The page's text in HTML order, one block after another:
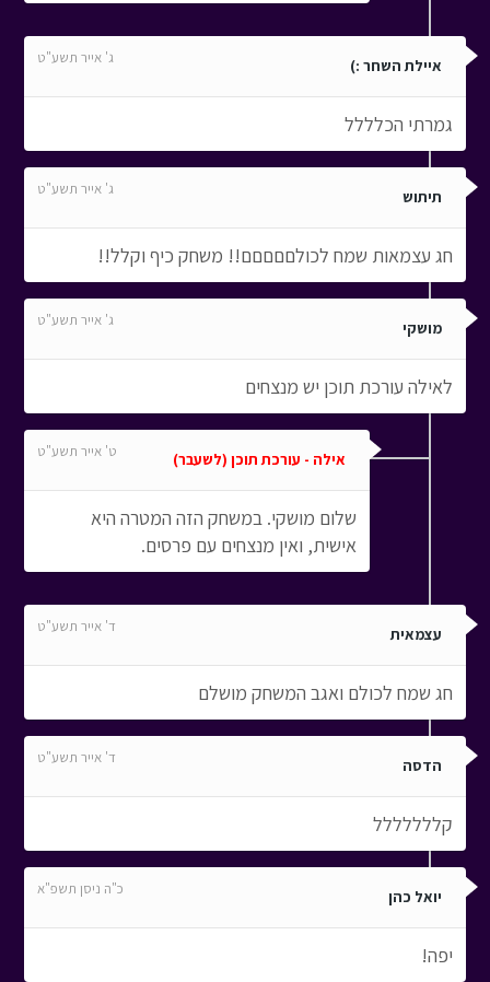
איילת השחר :) ג' אייר תשע"ט
גמרתי הכלללל
תיתוש ג' אייר תשע"ט
חג עצמאות שמח לכולםםםםם!! משחק כיף וקלל!!
מושקי ג' אייר תשע"ט
לאילה עורכת תוכן יש מנצחים
אילה - עורכת תוכן (לשעבר) ט' אייר תשע"ט
שלום מושקי. במשחק הזה המטרה היא
אישית, ואין מנצחים עם פרסים.
עצמאית ד' אייר תשע"ט
חג שמח לכולם ואגב המשחק מושלם
הדסה ד' אייר תשע"ט
קללללללל
יואל כהן כ"ה ניסן תשפ"א
יפה!